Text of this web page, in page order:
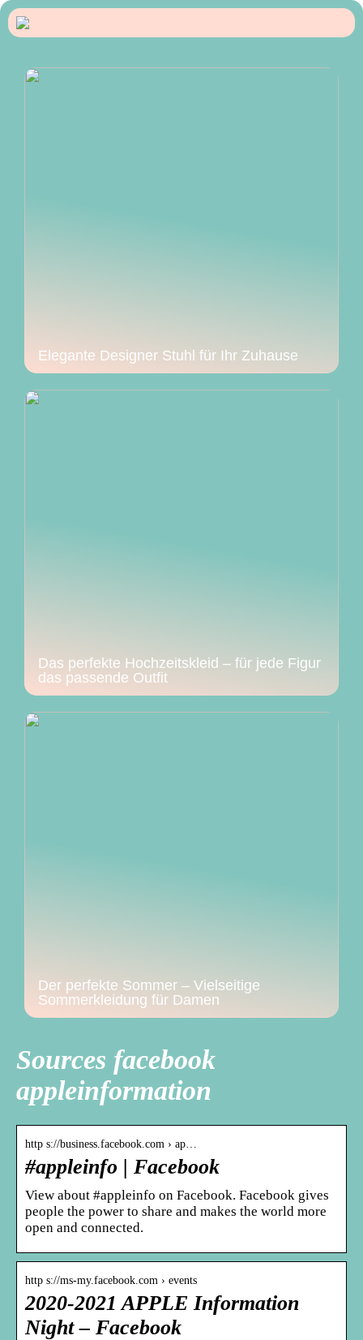
Elegante Designer Stuhl für Ihr Zuhause
Das perfekte Hochzeitskleid – für jede Figur
das passende Outfit
Der perfekte Sommer – Vielseitige
Sommerkleidung für Damen
Sources facebook
appleinformation
http s://business.facebook.com › ap…
#appleinfo | Facebook
View about #appleinfo on Facebook. Facebook gives
people the power to share and makes the world more
open and connected.
http s://ms-my.facebook.com › events
2020-2021 APPLE Information
Night – Facebook